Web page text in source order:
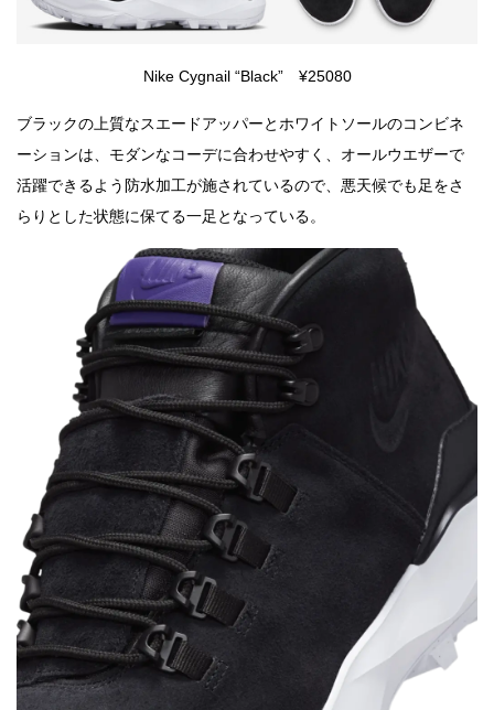
Nike Cygnail “Black” ¥25080
ブラックの上質なスエードアッパーとホワイトソールのコンビネ
ーションは、モダンなコーデに合わせやすく、オールウエザーで
活躍できるよう防水加工が施されているので、悪天候でも足をさ
らりとした状態に保てる一足となっている。